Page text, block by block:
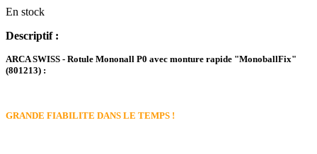
En stock
Descriptif :
ARCA SWISS - Rotule Mononall P0 avec monture rapide "MonoballFix"
(801213) :
GRANDE FIABILITE DANS LE TEMPS !